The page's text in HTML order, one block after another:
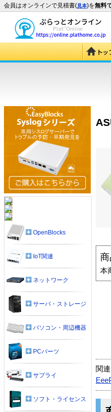
会員はオンラインで見積書(見本)を無料
本
関
OpenBlocks
IoT関連
ネットワーク
サーバ・ストレージ
パソコン・周辺機器
PCパーツ
サプライ
ソフト・ライセンス